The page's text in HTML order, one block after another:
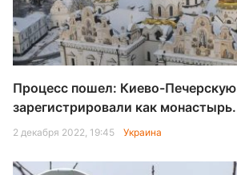
Процесс пошел: Киево-
зарегистрировали как
2 декабря 2022, 19:45 Украина